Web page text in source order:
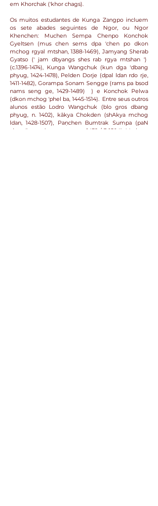
em Khorchak ('khor chags).
Os muitos estudantes de Kunga Zangpo incluem
os sete abades seguintes de Ngor, ou Ngor
Khenchen: Muchen Sempa Chenpo Konchok
Gyeltsen (mus chen sems dpa 'chen po dkon
mchog rgyal mtshan,1388-1469), Jamyang Sherab
Gyatso (' jam dbyangs shes rab rgya mtshan ')
(c.1396-1474), Kunga Wangchuk (kun dga 'dbang
phyug, 1424-1478), Pelden Dorje (dpal ldan rdo rje,
1411-1482), Gorampa Sonam Sengge (rams pa bsod
nams seng ge, 1429-1489) ) e Konchok Pelwa
(dkon mchog 'phel ba, 1445-1514). Entre seus outros
alunos estão Lodro Wangchuk (blo gros dbang
phyug, n. 1402), kākya Chokden (shAkya mchog
ldan,1428-1507), Paṇchen Bumtrak Sumpa (paN
chen 'bum phrag gsum pa, 1432 / 3-1504), Markam